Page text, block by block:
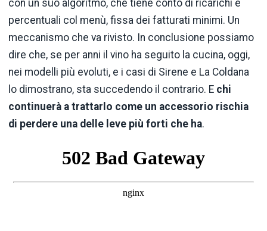
con un suo algoritmo, che tiene conto di ricarichi e
percentuali col menù, fissa dei fatturati minimi. Un
meccanismo che va rivisto. In conclusione possiamo
dire che, se per anni il vino ha seguito la cucina, oggi,
nei modelli più evoluti, e i casi di Sirene e La Coldana
lo dimostrano, sta succedendo il contrario. E chi
continuerà a trattarlo come un accessorio rischia
di perdere una delle leve più forti che ha.